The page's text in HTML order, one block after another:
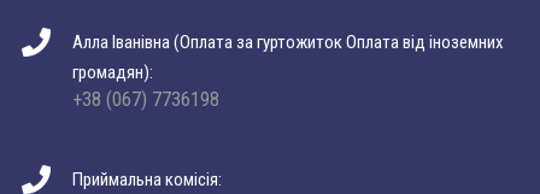
Алла Іванівна (Оплата за гуртожиток Оплата від іноземних
громадян):
+38 (067) 7736198
Приймальна комісія: